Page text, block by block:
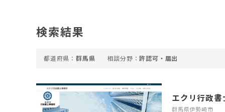
検索結果
群馬県 許認可・届出
エクリ行政
群馬県伊勢崎市